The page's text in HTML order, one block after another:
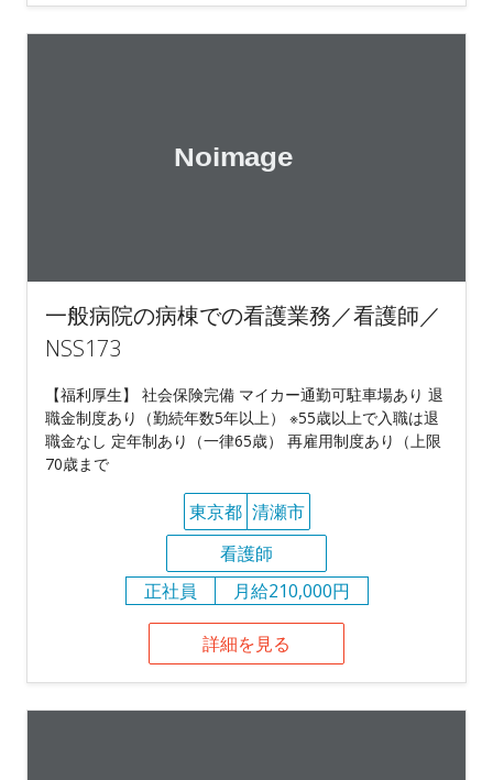
一般病院の病棟での看護業務／看護師／
NSS173
【福利厚生】 社会保険完備 マイカー通勤可駐車場あり 退
職金制度あり（勤続年数5年以上） ※55歳以上で入職は退
職金なし 定年制あり（一律65歳） 再雇用制度あり（上限
70歳まで
東京都 清瀬市
看護師
正社員
月給210,000円
詳細を見る